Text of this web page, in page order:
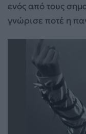
ενός από τους
γνώρισε ποτέ η